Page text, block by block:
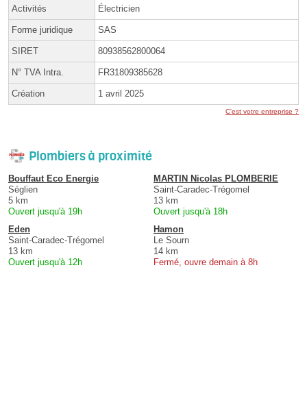
Activités Électricien
Forme juridique SAS
SIRET 80938562800064
N° TVA Intra. FR31809385628
Création 1 avril 2025
C'est votre entreprise ?
Plombiers à proximité
Bouffaut Eco Energie
Séglien
5 km
Ouvert jusqu'à 19h
MARTIN Nicolas PLOMBERIE
Saint-Caradec-Trégomel
13 km
Ouvert jusqu'à 18h
Eden
Saint-Caradec-Trégomel
13 km
Ouvert jusqu'à 12h
Hamon
Le Sourn
14 km
Fermé, ouvre demain à 8h